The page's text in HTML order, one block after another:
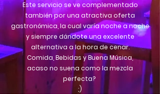
Este servicio se ve complementado
también por una atractiva oferta
gastronómica, la cual varía noche a noche
y siempre dándote una excelente
alternativa a la hora de cenar.
Comida, Bebidas y Buena Música,
acaso no suena como la mezcla
perfecta?
;)